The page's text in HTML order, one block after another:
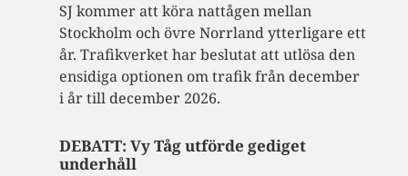
SJ kommer att köra nattågen mellan
Stockholm och övre Norrland ytterligare ett
år. Trafikverket har beslutat att utlösa den
ensidiga optionen om trafik från december
i år till december 2026.
DEBATT: Vy Tåg utförde gediget
underhåll